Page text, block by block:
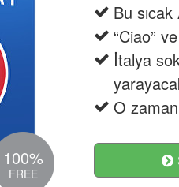
100%
FREE
Bu
“Ciao”
İtalya
O